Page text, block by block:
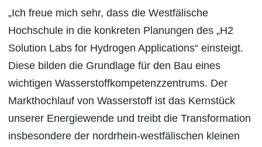
„Ich freue mich sehr, dass die Westfälische
Hochschule in die konkreten Planungen des „H2
Solution Labs for Hydrogen Applications“ einsteigt.
Diese bilden die Grundlage für den Bau eines
wichtigen Wasserstoffkompetenzzentrums. Der
Markthochlauf von Wasserstoff ist das Kernstück
unserer Energiewende und treibt die Transformation
insbesondere der nordrhein-westfälischen kleinen